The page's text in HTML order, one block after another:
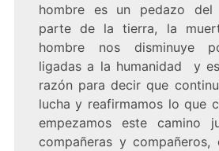
hombre es un pedazo del
parte de la tierra, la
hombre nos disminuye
ligadas a la humanidad y
razón para decir que
lucha y reafirmamos lo que
empezamos este camino
compañeras y